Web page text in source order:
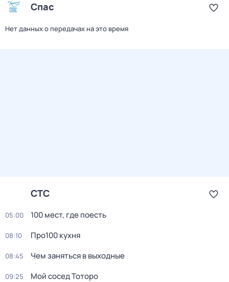
Спас
Нет данных о передачах на это время
СТС
05:00 100 мест, где поесть
08:10 Про100 кухня
08:45 Чем заняться в выходные
09:25 Мой сосед Тоторо